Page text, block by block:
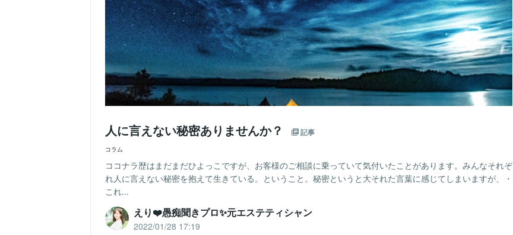
人に言えない秘密ありませんか？ 記事
コラム
ココナラ歴はまだまだひよっこですが、お客様のご相談に乗っていて気付いたことがあります。みんなそれぞ
れ人に言えない秘密を抱えて生きている。ということ。秘密というと大それた言葉に感じてしまいますが、・
これ...
えり❤️愚痴聞きプロ✨元エステティシャン
2022/01/28 17:19